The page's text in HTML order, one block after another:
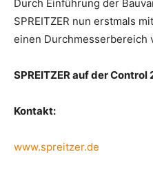
Durch Einführung der
SPREITZER nun erstmals
einen Durchmesserbereich
SPREITZER auf der
Kontakt:
www.spreitzer.de